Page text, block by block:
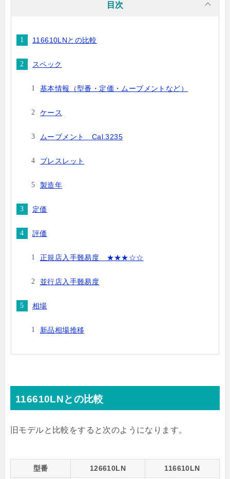
目次
116610LNとの比較
スペック
基本情報（型番・定価・ムーブメントなど）
ケース
ムーブメント Cal.3235
ブレスレット
製造年
定価
評価
正規店入手難易度 ★★★☆☆
並行店入手難易度
相場
新品相場推移
116610LNとの比較
旧モデルと比較をすると次のようになります。
型番 126610LN 116610LN